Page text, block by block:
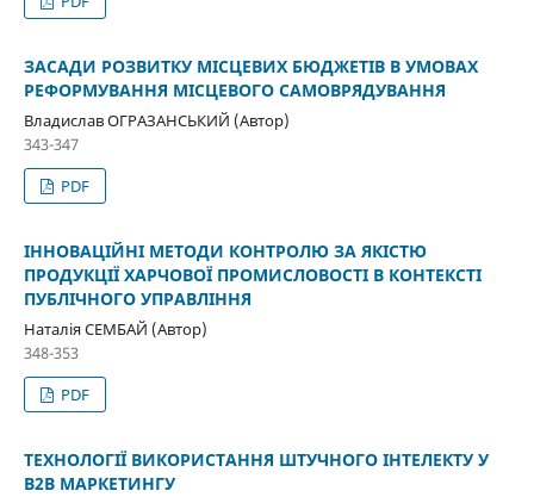
ЗАСАДИ РОЗВИТКУ МІСЦЕВИХ БЮДЖЕТІВ В УМОВАХ
РЕФОРМУВАННЯ МІСЦЕВОГО САМОВРЯДУВАННЯ
Владислав ОГРАЗАНСЬКИЙ (Автор)
343-347
PDF
ІННОВАЦІЙНІ МЕТОДИ КОНТРОЛЮ ЗА ЯКІСТЮ
ПРОДУКЦІЇ ХАРЧОВОЇ ПРОМИСЛОВОСТІ В КОНТЕКСТІ
ПУБЛІЧНОГО УПРАВЛІННЯ
Наталія СЕМБАЙ (Автор)
348-353
PDF
ТЕХНОЛОГІЇ ВИКОРИСТАННЯ ШТУЧНОГО ІНТЕЛЕКТУ У
В2В МАРКЕТИНГУ